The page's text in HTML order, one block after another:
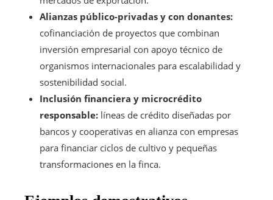
Alianzas público-privadas y con donantes:
cofinanciación de proyectos que combinan
inversión empresarial con apoyo técnico de
organismos internacionales para escalabilidad y
sostenibilidad social.
Inclusión financiera y microcrédito
responsable: líneas de crédito diseñadas por
bancos y cooperativas en alianza con empresas
para financiar ciclos de cultivo y pequeñas
transformaciones en la finca.